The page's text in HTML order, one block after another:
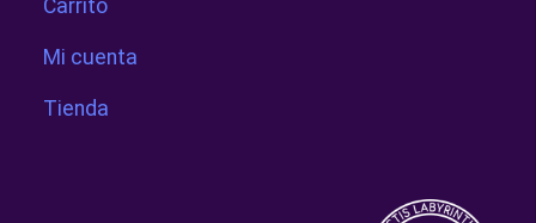
Carrito
Mi cuenta
Tienda